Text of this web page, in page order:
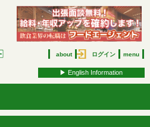
about ログイン menu
▶︎ English Information